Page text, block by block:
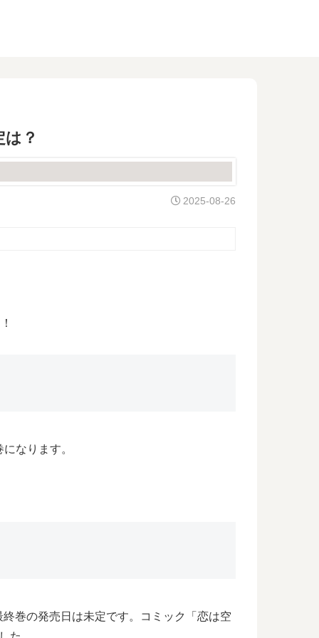
？
2025-08-26
なります。
巻の発売日は未定です。コミック「恋は空